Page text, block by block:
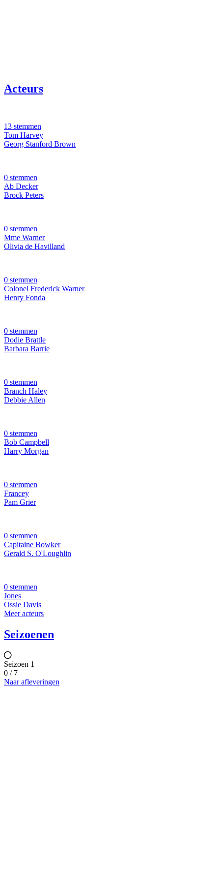
Acteurs
13 stemmen
Tom Harvey
Georg Stanford Brown
0 stemmen
Ab Decker
Brock Peters
0 stemmen
Mme Warner
Olivia de Havilland
0 stemmen
Colonel Frederick Warner
Henry Fonda
0 stemmen
Dodie Brattle
Barbara Barrie
0 stemmen
Branch Haley
Debbie Allen
0 stemmen
Bob Campbell
Harry Morgan
0 stemmen
Francey
Pam Grier
0 stemmen
Capitaine Bowker
Gerald S. O'Loughlin
0 stemmen
Jones
Ossie Davis
Meer acteurs
Seizoenen
Seizoen 1
0 / 7
Naar afleveringen